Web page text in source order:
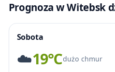
Prognoza w Witebsk
Sobota
☁️19℃dużo chmur